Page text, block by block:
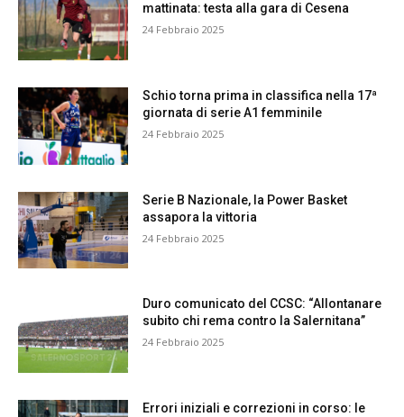
mattinata: testa alla gara di Cesena
24 Febbraio 2025
Schio torna prima in classifica nella 17ª
giornata di serie A1 femminile
24 Febbraio 2025
Serie B Nazionale, la Power Basket
assapora la vittoria
24 Febbraio 2025
Duro comunicato del CCSC: “Allontanare
subito chi rema contro la Salernitana”
24 Febbraio 2025
Errori iniziali e correzioni in corso: le